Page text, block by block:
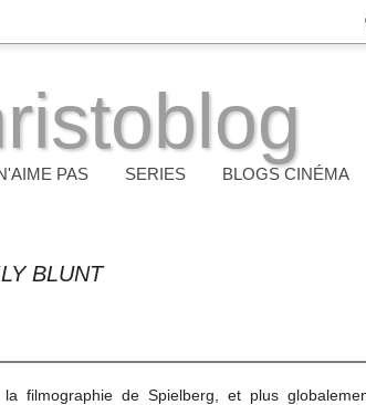
PAS SERIES BLOGS CINÉMA
BLUNT
filmographie de Spielberg, et plus